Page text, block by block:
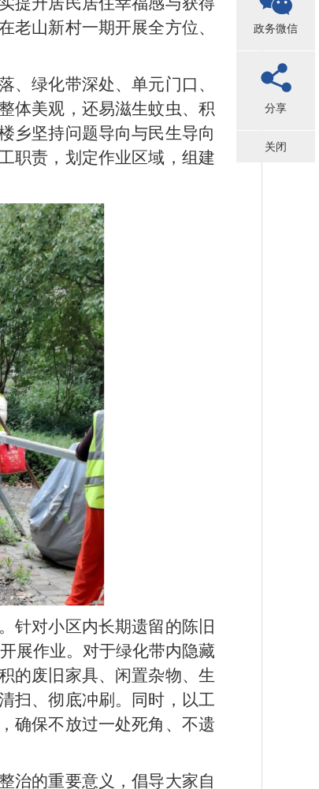
山新村一期开展全方位、
绿化带深处、单元门口、
体美观，还易滋生蚊虫、积
乡坚持问题导向与民生导向
职责，划定作业区域，组建
针对小区内长期遗留的陈旧
展作业。对于绿化带内隐藏
的废旧家具、闲置杂物、生
扫、彻底冲刷。同时，以工
确保不放过一处死角、不遗
治的重要意义，倡导大家自
政务微信
分享
关闭